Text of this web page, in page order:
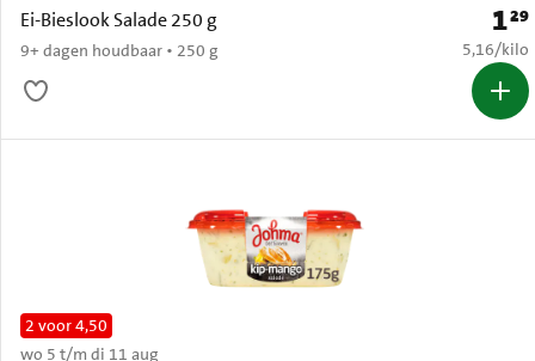
Ei-Bieslook Salade 250 g
9+ dagen houdbaar • 250 g
129
€ 5,16
5,16/kilo
2 voor 4,50
wo 5 t/m di 11 aug